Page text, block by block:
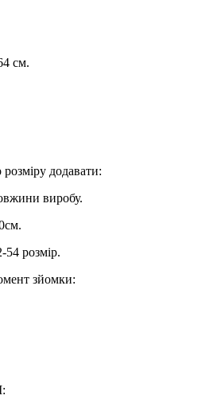
см.
додавати:
виробу.
розмір.
зйомки: